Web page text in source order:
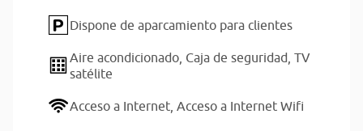
Dispone de aparcamiento para clientes
Aire acondicionado, Caja de seguridad, TV
satélite
Acceso a Internet, Acceso a Internet Wifi